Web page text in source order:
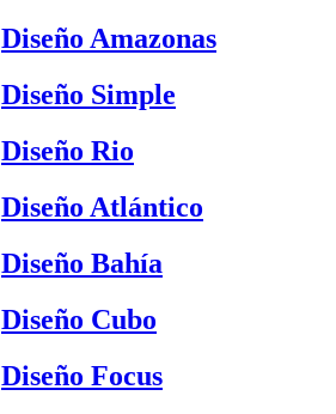
Diseño Amazonas
Diseño Simple
Diseño Rio
Diseño Atlántico
Diseño Bahía
Diseño Cubo
Diseño Focus